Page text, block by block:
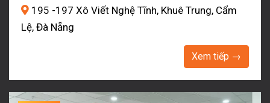
195 -197 Xô Viết Nghệ Tĩnh, Khuê Trung, Cẩm
Lệ, Đà Nẵng
Xem tiếp →